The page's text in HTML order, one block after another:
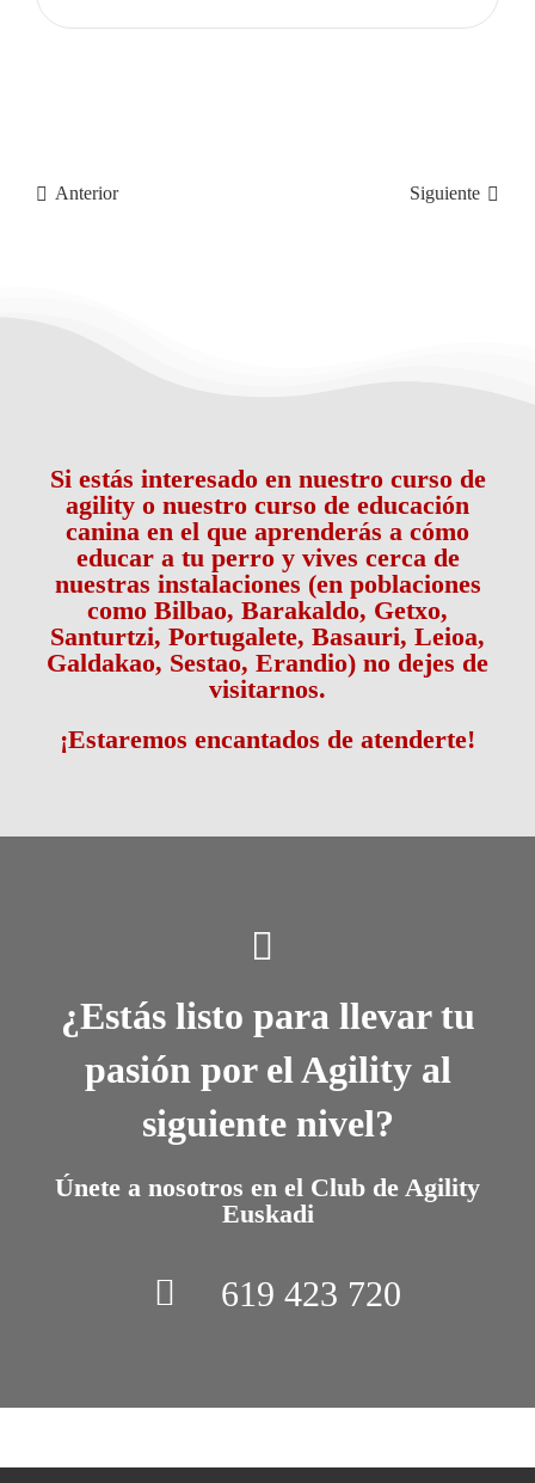
Anterior Siguiente
Si estás interesado en nuestro curso de
agility o nuestro curso de educación
canina en el que aprenderás a cómo
educar a tu perro y vives cerca de
nuestras instalaciones (en poblaciones
como Bilbao, Barakaldo, Getxo,
Santurtzi, Portugalete, Basauri, Leioa,
Galdakao, Sestao, Erandio) no dejes de
visitarnos.
¡Estaremos encantados de atenderte!
¿Estás listo para llevar tu
pasión por el Agility al
siguiente nivel?
Únete a nosotros en el Club de Agility
Euskadi
619 423 720